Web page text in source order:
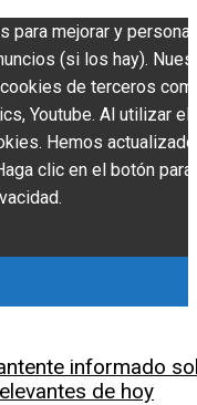
para mejorar y
(si los hay).
de terceros
Youtube. Al utilizar
Hemos actualizado
clic en el botón para
informado
de hoy